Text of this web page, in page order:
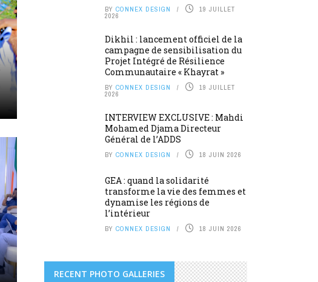
BY CONNEX DESIGN 19 JUILLET
2026
Dikhil : lancement officiel de la
campagne de sensibilisation du
Projet Intégré de Résilience
Communautaire « Khayrat »
BY CONNEX DESIGN 19 JUILLET
2026
INTERVIEW EXCLUSIVE : Mahdi
Mohamed Djama Directeur
Général de l’ADDS
BY CONNEX DESIGN 18 JUIN 2026
GEA : quand la solidarité
transforme la vie des femmes et
dynamise les régions de
l’intérieur
BY CONNEX DESIGN 18 JUIN 2026
RECENT PHOTO GALLERIES